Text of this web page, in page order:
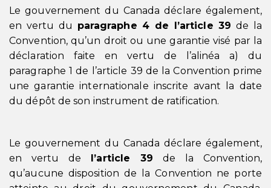
Le gouvernement du Canada déclare également,
en vertu du paragraphe 4 de l’article 39 de la
Convention, qu’un droit ou une garantie visé par la
déclaration faite en vertu de l’alinéa a) du
paragraphe 1 de l’article 39 de la Convention prime
une garantie internationale inscrite avant la date
du dépôt de son instrument de ratification.
Le gouvernement du Canada déclare également,
en vertu de l’article 39 de la Convention,
qu’aucune disposition de la Convention ne porte